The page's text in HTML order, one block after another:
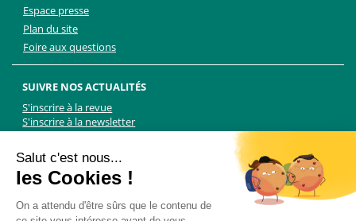
Espace presse
Plan du site
Foire aux questions
SUIVRE NOS ACTUALITÉS
S'inscrire à la revue
S'inscrire à la newsletter
TikTok
NOUS CONTACTER
Salut c'est nous...
les Cookies !
On a attendu d'être sûrs que le contenu de